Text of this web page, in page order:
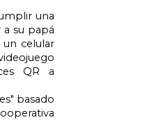
una
su papá
celular
QR a
basado